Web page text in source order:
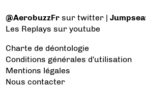
@AerobuzzFr sur twitter |
Les Replays sur youtube
Charte de déontologie
Conditions générales d'utilisation
Mentions légales
Nous contacter